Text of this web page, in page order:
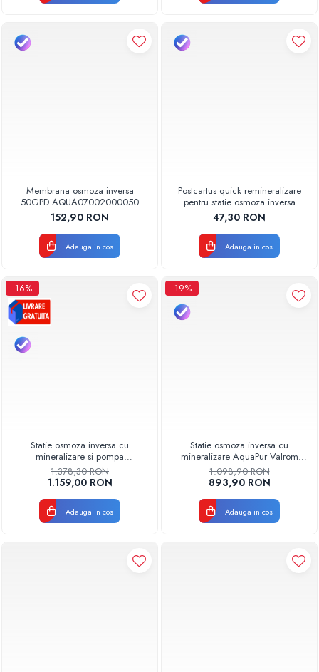
Membrana osmoza inversa
50GPD AQUA07002000050
Aquapur Valhoh Valrom
152,90 RON
Adauga in cos
Postcartus quick remineralizare
pentru statie osmoza inversa
AQUA07004010000 Aquapur
Valhoh Valrom
47,30 RON
Adauga in cos
-16%
Statie osmoza inversa cu
mineralizare si pompa
AQUA05323311020 Aquapur
Valhoh Valrom
1.378,30 RON
1.159,00 RON
Adauga in cos
-19%
Statie osmoza inversa cu
mineralizare AquaPur Valrom
AQUA05322311020, fara
pompa, 6 trepte, rezervor 12 L
1.098,90 RON
893,90 RON
Adauga in cos